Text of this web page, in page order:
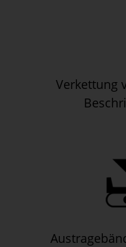
Verkettung